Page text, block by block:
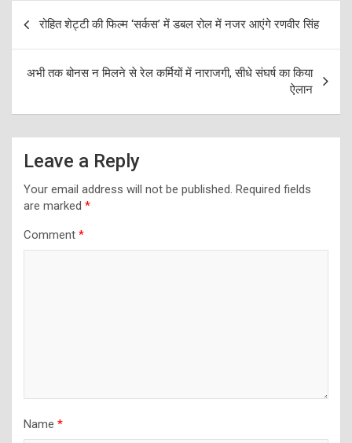
Post
navigation
रोहित शेट्टी की फिल्म ‘सर्कस’ में डबल रोल में नजर आएंगे रणवीर सिंह
अभी तक बोनस न मिलने से रेल कर्मियों में नाराजगी, सीधे संघर्ष का क‍िया
ऐलान
Leave a Reply
Your email address will not be published. Required fields
are marked *
Comment *
Name *